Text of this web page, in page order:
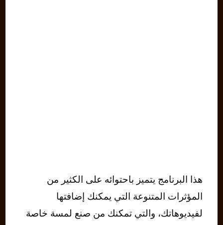
هذا البرنامج يتميز باحتوائه على الكثير من
المؤثرات المتنوعة التي يمكنك إضافتها
لفيديوهاتك، والتي تمكنك من صنع لمسة خاصة